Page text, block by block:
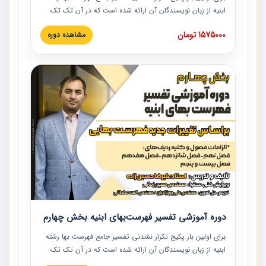
ابنیه از زبان نویسندگان آن ارائه شده است که در آن تک تک
ردیف ها و مطالب فهرست بها تفسیر و ارائه شده است. این
دوره به صورت کامل تصویری بوده و به همراه تصاویر عملیات
دوره با کلام مهندس علیرضاحسین‌زاده مدیر پروژه مهندسی
مشاور در امر بازنگری فهرست بها رشته ابنیه ارائه شده و به تمام
همکارانی که در حوزه صنعت ساخت در حال فعالیت هستند حتما
توصیه می کنیم از مطالب این دوره استفاده نمایند.
1575000 تومان مشاهده دوره
دوره آموزشی تفسیر فهرست‌بهای ابنیه بخش چهارم
برای اولین بار پکیج تکرار نشدنی تفسیر جامع فهرست بها رشته
ابنیه از زبان نویسندگان آن ارائه شده است که در آن تک تک
ردیف ها و مطالب فهرست بها تفسیر و ارائه شده است. این